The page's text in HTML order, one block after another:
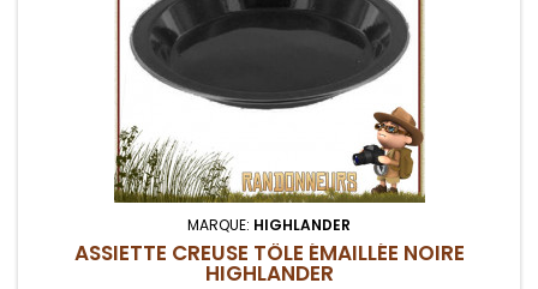
MARQUE: HIGHLANDER
ASSIETTE CREUSE TÔLE ÉMAILLÉE NOIRE
HIGHLANDER